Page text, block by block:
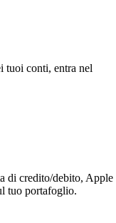
tuoi conti, entra nel
di credito/debito, Apple
tuo portafoglio.